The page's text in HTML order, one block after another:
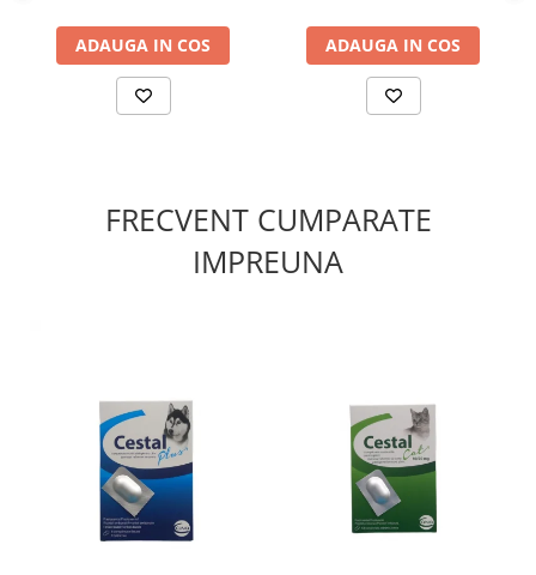
ADAUGA IN COS ADAUGA IN COS
FRECVENT CUMPARATE
IMPREUNA